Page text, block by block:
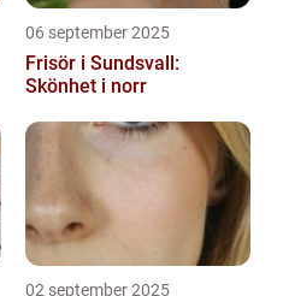
06 september 2025
Frisör i Sundsvall:
Skönhet i norr
02 september 2025